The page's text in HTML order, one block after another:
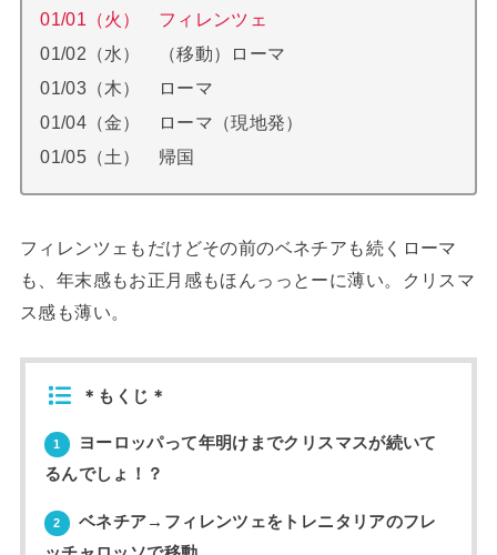
01/01（火） フィレンツェ
01/02（水） （移動）ローマ
01/03（木） ローマ
01/04（金） ローマ（現地発）
01/05（土） 帰国
フィレンツェもだけどその前のベネチアも続くローマ
も、年末感もお正月感もほんっっとーに薄い。クリスマ
ス感も薄い。
＊もくじ＊
1
ヨーロッパって年明けまでクリスマスが続いて
るんでしょ！？
2
ベネチア→フィレンツェをトレニタリアのフレ